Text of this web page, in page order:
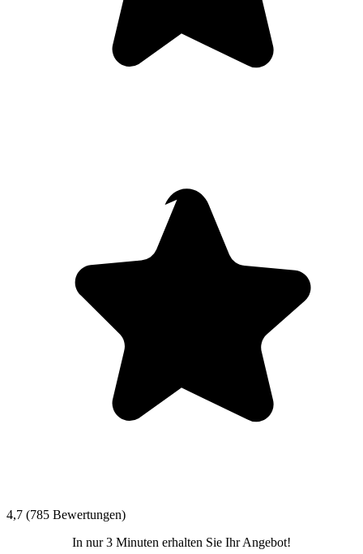
4,7 (785 Bewertungen)
In nur 3 Minuten erhalten Sie Ihr Angebot!